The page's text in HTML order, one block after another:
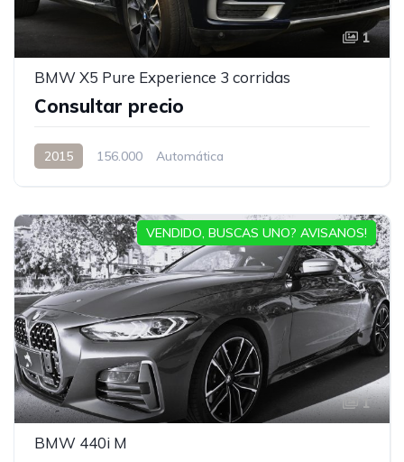
1
BMW X5 Pure Experience 3 corridas
Consultar precio
2015 156.000 Automática
1
BMW 440i M
VENDIDO, BUSCAS UNO? AVISANOS!